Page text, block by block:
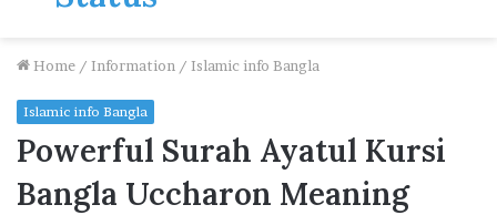
Home / Information / Islamic info Bangla
Islamic info Bangla
Powerful Surah Ayatul Kursi
Bangla Uccharon Meaning